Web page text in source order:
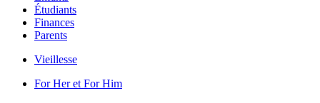
Étudiants
Finances
Parents
Vieillesse
For Her et For Him